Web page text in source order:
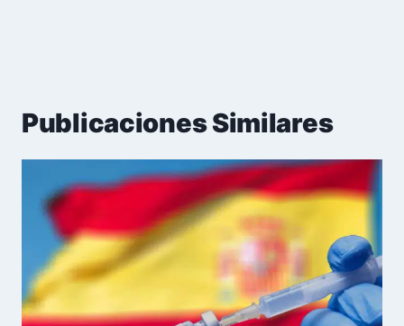
Publicaciones Similares